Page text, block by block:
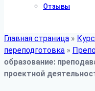
Отзывы
Главная страница »
переподготовка »
образование:
проектной